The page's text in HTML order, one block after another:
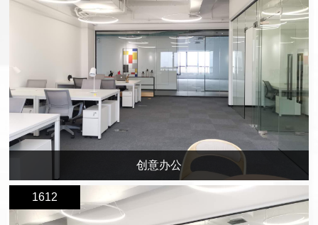
创意办公
1612